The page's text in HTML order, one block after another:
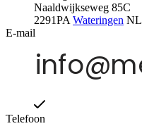
Naaldwijkseweg 85C
2291PA Wateringen NL
E-mail
Telefoon